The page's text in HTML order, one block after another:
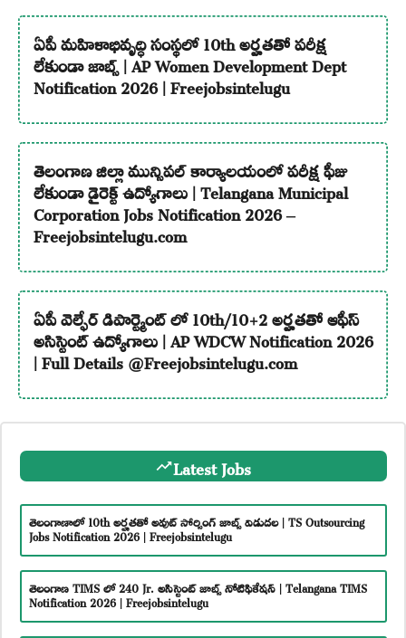
ఏపీ మహిళాభివృద్ధి సంస్థలో 10th అర్హతతో పరీక్ష
లేకుండా జాబ్స్ | AP Women Development Dept
Notification 2026 | Freejobsintelugu
తెలంగాణ జిల్లా మున్సిపల్ కార్యాలయంలో పరీక్ష ఫీజు
లేకుండా డైరెక్ట్ ఉద్యోగాలు | Telangana Municipal
Corporation Jobs Notification 2026 –
Freejobsintelugu.com
ఏపీ వెల్ఫేర్ డిపార్ట్మెంట్ లో 10th/10+2 అర్హతతో ఆఫీస్
అసిస్టెంట్ ఉద్యోగాలు | AP WDCW Notification 2026
| Full Details @Freejobsintelugu.com
Latest Jobs
తెలంగాణాలో 10th అర్హతతో అవుట్ సోర్సింగ్ జాబ్స్ విడుదల | TS Outsourcing
Jobs Notification 2026 | Freejobsintelugu
తెలంగాణ TIMS లో 240 Jr. అసిస్టెంట్ జాబ్స్ నోటిఫికేషన్ | Telangana TIMS
Notification 2026 | Freejobsintelugu